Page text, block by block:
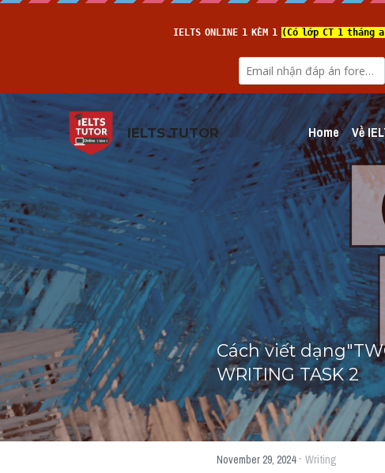
IELTS TUTOR Home Về
Cách viết
WRITING TASK 2
November 29, 2024· Writing